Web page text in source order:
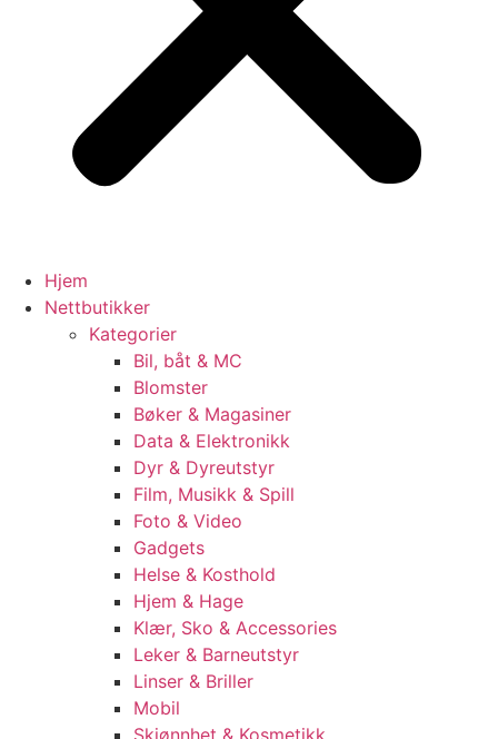
Hjem
Nettbutikker
Kategorier
Bil, båt & MC
Blomster
Bøker & Magasiner
Data & Elektronikk
Dyr & Dyreutstyr
Film, Musikk & Spill
Foto & Video
Gadgets
Helse & Kosthold
Hjem & Hage
Klær, Sko & Accessories
Leker & Barneutstyr
Linser & Briller
Mobil
Skjønnhet & Kosmetikk